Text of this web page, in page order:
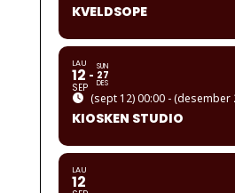
KVELDSOPE
LAU
12
SEP
SUN
27
DES
(sept 12) 00:00 - (desember
KIOSKEN STUDIO
LAU
12